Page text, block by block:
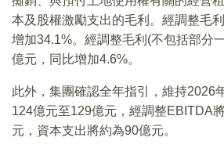
本及股權激勵支出的毛利。經調整毛
增加34.1%。經調整毛利(不包括部分
億元，同比增加4.6%。
此外，集團確認全年指引，維持2026
124億元至129億元，經調整EBITDA
元，資本支出將約為90億元。